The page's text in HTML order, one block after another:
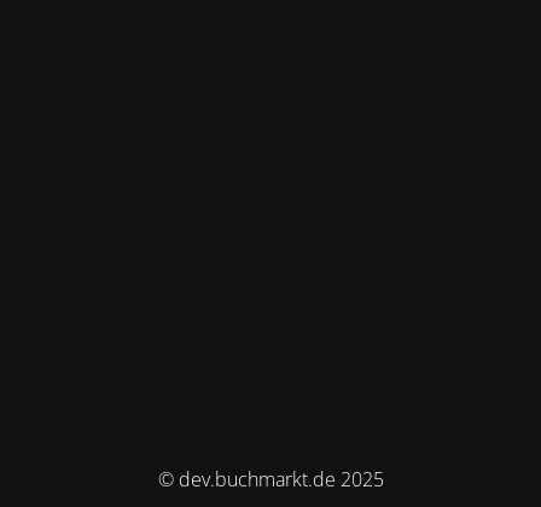
© dev.buchmarkt.de 2025